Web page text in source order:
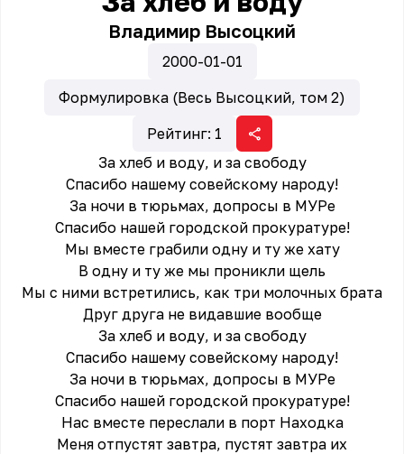
Владимир Высоцкий
2000-01-01
Формулировка (Весь Высоцкий, том 2)
Рейтинг: 1
За хлеб и воду, и за свободу
Спасибо нашему совейскому народу!
За ночи в тюрьмах, допросы в МУРе
Спасибо нашей городской прокуратуре!
Мы вместе грабили одну и ту же хату
В одну и ту же мы проникли щель
Мы с ними встретились, как три молочных брата
Друг друга не видавшие вообще
За хлеб и воду, и за свободу
Спасибо нашему совейскому народу!
За ночи в тюрьмах, допросы в МУРе
Спасибо нашей городской прокуратуре!
Нас вместе переслали в порт Находка
Меня отпустят завтра, пустят завтра их